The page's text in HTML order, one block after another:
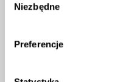
zgody
Niezbędne
Preferencje
genetyki Tropical®Dent